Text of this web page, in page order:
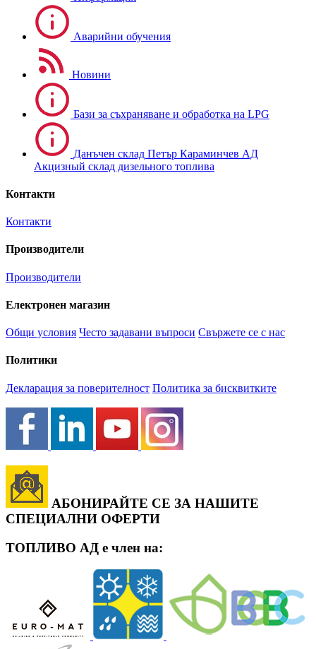
Аварийни обучения
Новини
Бази за съхраняване и обработка на LPG
Данъчен склад Петър Караминчев АД
Акцизный склад дизельного топлива
Контакти
Контакти
Производители
Производители
Електронен магазин
Общи условия Често задавани въпроси Свържете се с нас
Политики
Декларация за поверителност Политика за бисквитките
АБОНИРАЙТЕ СЕ ЗА НАШИТЕ
СПЕЦИАЛНИ ОФЕРТИ
ТОПЛИВО АД е член на: